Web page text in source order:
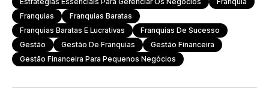
Franquias
Franquias Baratas
Franquias Baratas E Lucrativas
Franquias De Sucesso
Gestão
Gestão De Franquias
Gestão Financeira
Gestão Financeira Para Pequenos Negócios